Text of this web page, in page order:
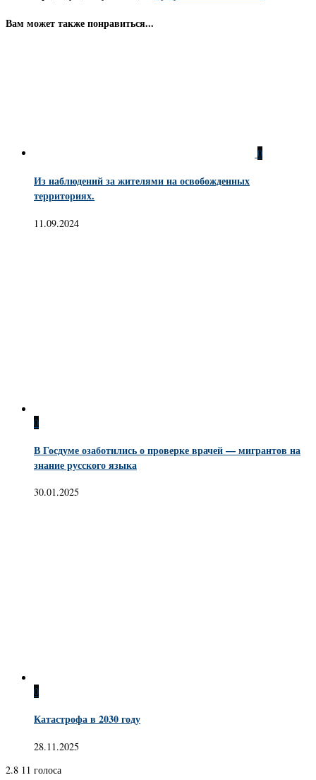
Вам может также понравиться...
0
Из наблюдений за жителями на освобожденных
территориях.
11.09.2024
0
В Госдуме озаботились о проверке врачей — мигрантов на
знание русского языка
30.01.2025
0
Катастрофа в 2030 году
28.11.2025
2.8 11 голоса